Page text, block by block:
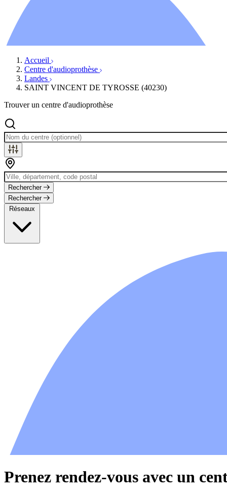
Évènements
Accueil
Centre d'audioprothèse
Landes
SAINT VINCENT DE TYROSSE (40230)
Trouver un centre d'audioprothèse
Rechercher
Rechercher
Réseaux
Prenez rendez-vous avec un